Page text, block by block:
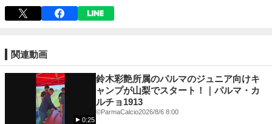
からうかがえます。村瀬 心椛（TOKIOインカラミ スノーボード部）はス
ロープスタイル種目初戦・アメリカワールドカップを3位で終えました。
関連動画
0:25
鈴木彩艶所属のパルマのジュニア向けキ
ャンプが山梨でスタート！｜パルマ・カ
ルチョ1913
©️ParmaCalcio2026/8/6 8:00